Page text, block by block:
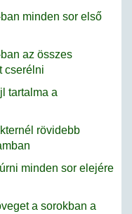
minden sor első
az összes
cserélni
tartalma a
rövidebb
minden sor elejére
a sorokban a